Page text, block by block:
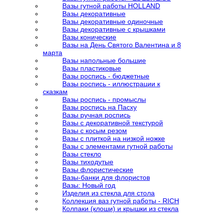
Вазы гутной работы HOLLAND
Вазы декоративные
Вазы декоративные одиночные
Вазы декоративные с крышками
Вазы конические
Вазы на День Святого Валентина и 8
марта
Вазы напольные большие
Вазы пластиковые
Вазы роспись - бюджетные
Вазы роспись - иллюстрации к
сказкам
Вазы роспись - промыслы
Вазы роспись на Пасху
Вазы ручная роспись
Вазы с декоративной текстурой
Вазы с косым резом
Вазы с плиткой на низкой ножке
Вазы с элементами гутной работы
Вазы стекло
Вазы тиходутые
Вазы флористические
Вазы-банки для флористов
Вазы: Новый год
Изделия из стекла для стола
Коллекция ваз гутной работы - RICH
Колпаки (клоши) и крышки из стекла